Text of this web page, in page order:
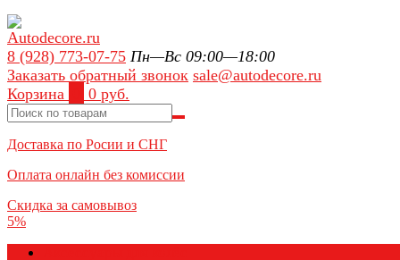
8 (928) 773-07-75 Пн—Вс 09:00—18:00
Заказать обратный звонок sale@autodecore.ru
Корзина
0 руб.
Доставка по Росии и СНГ
Оплата онлайн без комиссии
Скидка за самовывоз
5%